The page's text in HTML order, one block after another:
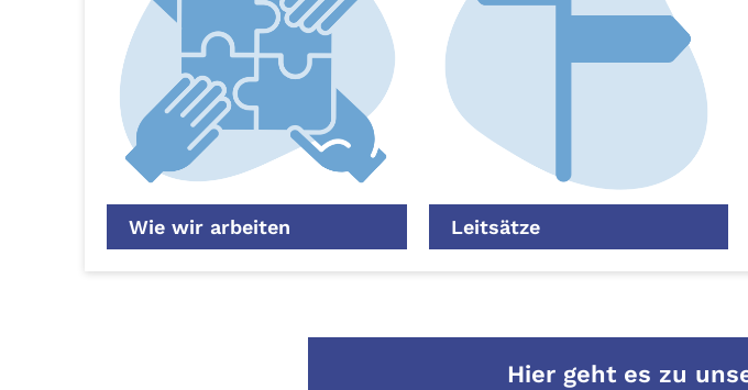
Wie wir arbeiten Leitsätze
Hier geht es zu